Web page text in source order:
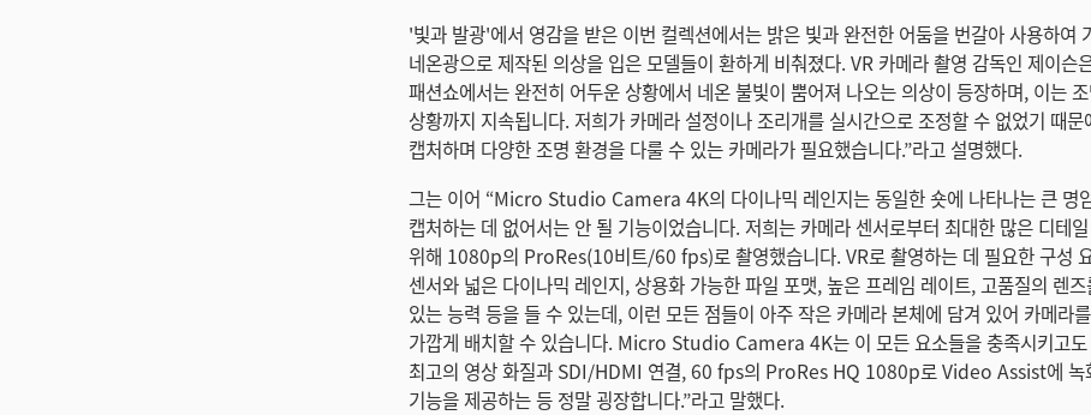
'빛과 발광'에서 영감을 받은 이번 컬렉션에서는 밝은 빛과 완전한 어둠을 번갈아 사용하여
네온광으로 제작된 의상을 입은 모델들이 환하게 비춰졌다. VR 카메라 촬영 감독인 제이슨
패션쇼에서는 완전히 어두운 상황에서 네온 불빛이 뿜어져 나오는 의상이 등장하며, 이는
상황까지 지속됩니다. 저희가 카메라 설정이나 조리개를 실시간으로 조정할 수 없었기 때문
캡처하며 다양한 조명 환경을 다룰 수 있는 카메라가 필요했습니다.”라고 설명했다.
그는 이어 “Micro Studio Camera 4K의 다이나믹 레인지는 동일한 숏에 나타나는 큰 명
캡처하는 데 없어서는 안 될 기능이었습니다. 저희는 카메라 센서로부터 최대한 많은 디테
위해 1080p의 ProRes(10비트/60 fps)로 촬영했습니다. VR로 촬영하는 데 필요한 구성
센서와 넓은 다이나믹 레인지, 상용화 가능한 파일 포맷, 높은 프레임 레이트, 고품질의 렌
있는 능력 등을 들 수 있는데, 이런 모든 점들이 아주 작은 카메라 본체에 담겨 있어 카메라
가깝게 배치할 수 있습니다. Micro Studio Camera 4K는 이 모든 요소들을 충족시키고도
최고의 영상 화질과 SDI/HDMI 연결, 60 fps의 ProRes HQ 1080p로 Video Assist에 녹
기능을 제공하는 등 정말 굉장합니다.”라고 말했다.